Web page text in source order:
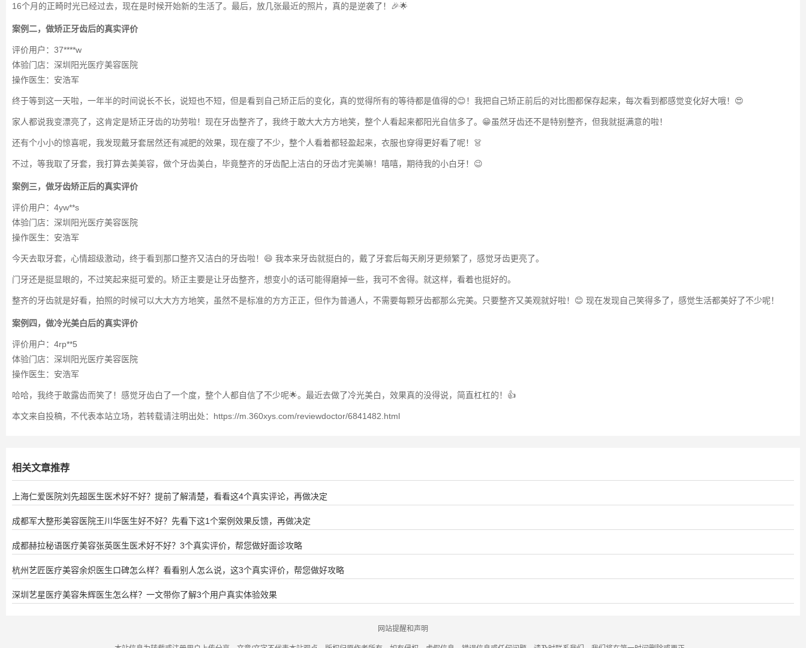
16个月的正畸时光已经过去，现在是时候开始新的生活了。最后，放几张最近的照片，真的是逆袭了！🎉🌟
案例二，做矫正牙齿后的真实评价
评价用户：37****w
体验门店：深圳阳光医疗美容医院
操作医生：安浩军
终于等到这一天啦，一年半的时间说长不长，说短也不短，但是看到自己矫正后的变化，真的觉得所有的等待都是值得的😊！我把自己矫正前后的对比图都保存起来，每次看到都感觉变化好大哦！😍
家人都说我变漂亮了，这肯定是矫正牙齿的功劳啦！现在牙齿整齐了，我终于敢大大方方地笑，整个人看起来都阳光自信多了。😁虽然牙齿还不是特别整齐，但我就挺满意的啦！
还有个小小的惊喜呢，我发现戴牙套居然还有减肥的效果，现在瘦了不少，整个人看着都轻盈起来，衣服也穿得更好看了呢！👗
不过，等我取了牙套，我打算去美美容，做个牙齿美白，毕竟整齐的牙齿配上洁白的牙齿才完美嘛！嘻嘻，期待我的小白牙！😉
案例三，做牙齿矫正后的真实评价
评价用户：4yw**s
体验门店：深圳阳光医疗美容医院
操作医生：安浩军
今天去取牙套，心情超级激动，终于看到那口整齐又洁白的牙齿啦！😄 我本来牙齿就挺白的，戴了牙套后每天刷牙更频繁了，感觉牙齿更亮了。
门牙还是挺显眼的，不过笑起来挺可爱的。矫正主要是让牙齿整齐，想变小的话可能得磨掉一些，我可不舍得。就这样，看着也挺好的。
整齐的牙齿就是好看，拍照的时候可以大大方方地笑，虽然不是标准的方方正正，但作为普通人，不需要每颗牙齿都那么完美。只要整齐又美观就好啦！😊 现在发现自己笑得多了，感觉生活都美好了不少呢！
案例四，做冷光美白后的真实评价
评价用户：4rp**5
体验门店：深圳阳光医疗美容医院
操作医生：安浩军
哈哈，我终于敢露齿而笑了！感觉牙齿白了一个度，整个人都自信了不少呢🌟。最近去做了冷光美白，效果真的没得说，简直杠杠的！👍
本文来自投稿，不代表本站立场，若转载请注明出处：https://m.360xys.com/reviewdoctor/6841482.html
相关文章推荐
上海仁爱医院刘先超医生医术好不好？提前了解清楚，看看这4个真实评论，再做决定
成都军大整形美容医院王川华医生好不好？先看下这1个案例效果反馈，再做决定
成都赫拉秘语医疗美容张英医生医术好不好？3个真实评价，帮您做好面诊攻略
杭州艺匠医疗美容余炽医生口碑怎么样？看看别人怎么说，这3个真实评价，帮您做好攻略
深圳艺星医疗美容朱辉医生怎么样？一文带你了解3个用户真实体验效果
网站提醒和声明